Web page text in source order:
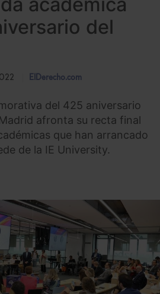
del
ElDerecho.com
del 425 aniversario
afronta su recta final
que han arrancado
de la IE University.